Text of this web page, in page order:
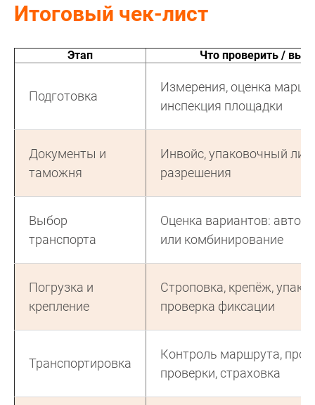
Итоговый чек-лист
Этап Что проверить /
Подготовка
Измерения, оценка
инспекция площадки
Документы и
таможня
Инвойс, упаковочный
разрешения
Выбор
транспорта
Оценка вариантов: авто,
или комбинирование
Погрузка и
крепление
Строповка, крепёж,
проверка фиксации
Транспортировка
Контроль маршрута,
проверки, страховка